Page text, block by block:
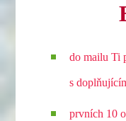
do mailu Ti
s
prvních 10